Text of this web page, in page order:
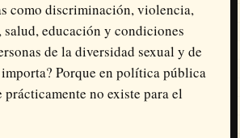
como discriminación, violencia,
salud, educación y condiciones
de la diversidad sexual y de
importa? Porque en política pública
prácticamente no existe para el